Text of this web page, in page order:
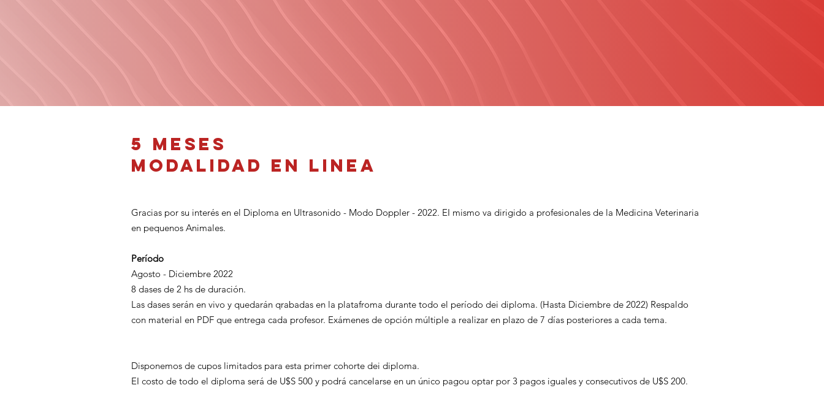
​5 Meses
Modalidad en linea
Gracias por su interés en el Diploma en Ultrasonido - Modo Doppler - 2022. EI mismo va dirigido a profesionales de la Medicina Veterinaria
en pequenos Animales.
Período
Agosto - Diciembre 2022
8 dases de 2 hs de duración.
Las dases serán en vivo y quedarán qrabadas en la platafroma durante todo el período dei diploma. (Hasta Diciembre de 2022) Respaldo
con material en PDF que entrega cada profesor. Exámenes de opción múltiple a realizar en plazo de 7 días posteriores a cada tema.
Disponemos de cupos limitados para esta primer cohorte dei diploma.
EI costo de todo el diploma será de U$S 500 y podrá cancelarse en un único pagou optar por 3 pagos iguales y consecutivos de U$S 200.